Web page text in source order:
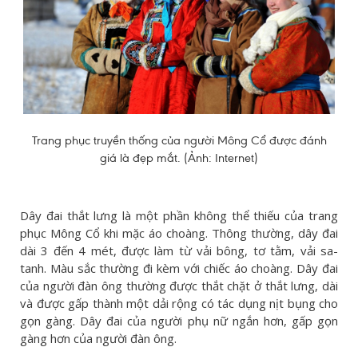
Trang phục truyền thống của người Mông Cổ được đánh
giá là đẹp mắt. (Ảnh: Internet)
Dây đai thắt lưng là một phần không thể thiếu của trang
phục Mông Cổ khi mặc áo choàng. Thông thường, dây đai
dài 3 đến 4 mét, được làm từ vải bông, tơ tằm, vải sa-
tanh. Màu sắc thường đi kèm với chiếc áo choàng. Dây đai
của người đàn ông thường được thắt chặt ở thắt lưng, dài
và được gấp thành một dải rộng có tác dụng nịt bụng cho
gọn gàng. Dây đai của người phụ nữ ngắn hơn, gấp gọn
gàng hơn của người đàn ông.